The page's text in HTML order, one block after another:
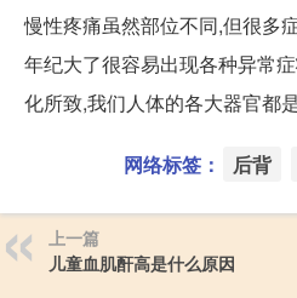
慢性疼痛虽然部位不同,但很多
年纪大了很容易出现各种异常
化所致,我们人体的各大器官都
网络标签： 后背
上一篇
儿童血肌酐高是什么原因